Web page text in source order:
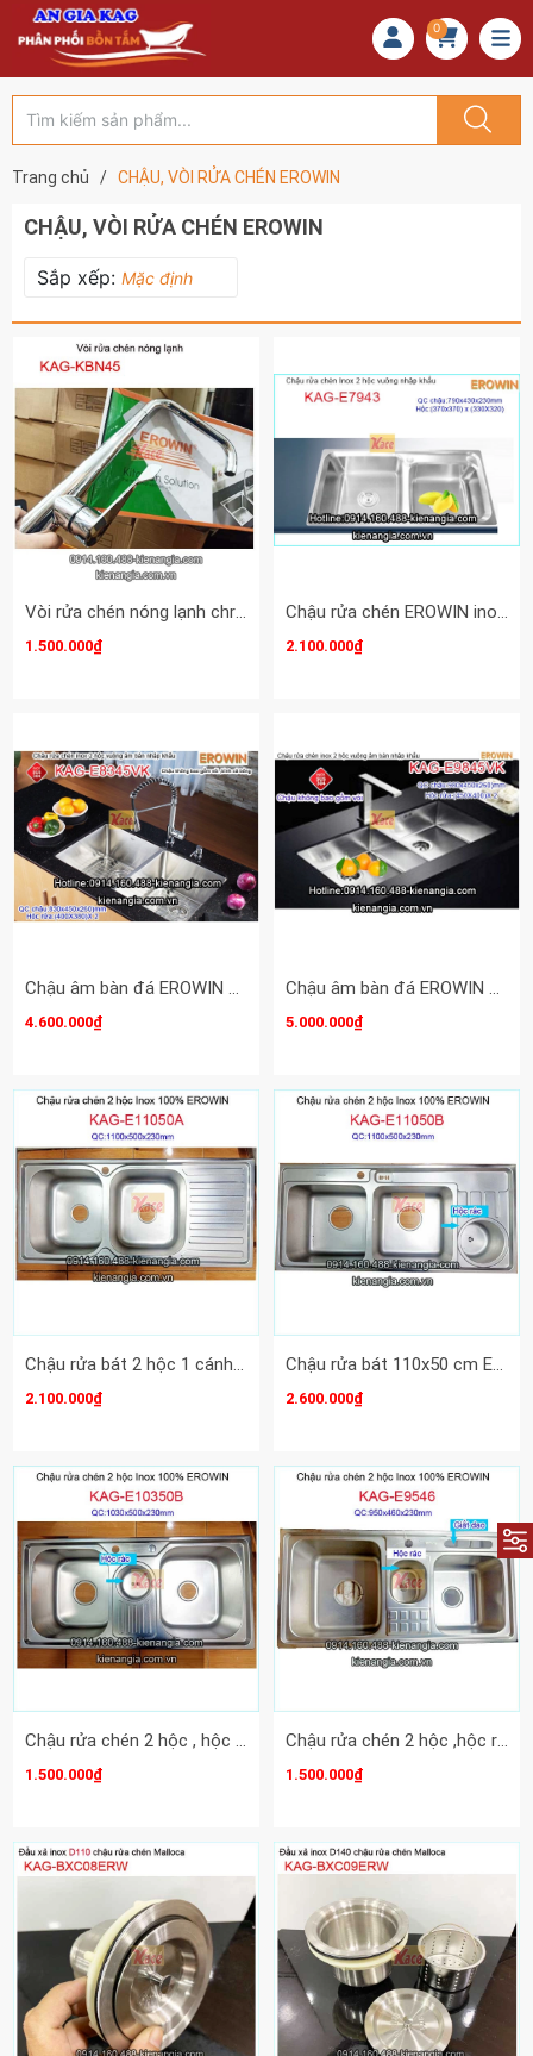
0
Trang chủ / CHẬU, VÒI RỬA CHÉN EROWIN
CHẬU, VÒI RỬA CHÉN EROWIN
Sắp xếp: Mặc định
Vòi rửa chén nóng lạnh chrome bóng Erowin KAG-KBN45
1.500.000₫
Chậu rửa chén EROWIN inox 2 hộc vuông KAG-E7943
2.100.000₫
Chậu âm bàn đá EROWIN 2 hộc inox 304 KAG-E8345VK
4.600.000₫
Chậu âm bàn đá EROWIN 2 hộc inox 304 KAG-E9845VK
5.000.000₫
Chậu rửa bát 2 hộc 1 cánh 110x50 cm EROWIN(bm) KAG-E11050A
2.100.000₫
Chậu rửa bát 110x50 cm EROWIN 2 hộc (bm) KAG-E11050B
2.600.000₫
Chậu rửa chén 2 hộc , hộc rác giữa 103x50cm Erowin(bm)KAG-E10350B
1.500.000₫
Chậu rửa chén 2 hộc ,hộc rác giữa 95X46 cm Erowin (bm) KAG-E9546
1.500.000₫